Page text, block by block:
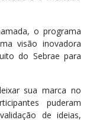
o programa
visão inovadora
do Sebrae para
sua marca no
puderam
de ideias,